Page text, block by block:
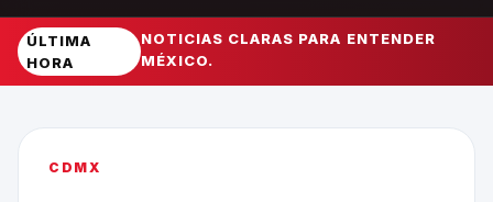
ÚLTIMA
HORA
NOTICIAS CLARAS PARA ENTENDER
MÉXICO.
CDMX